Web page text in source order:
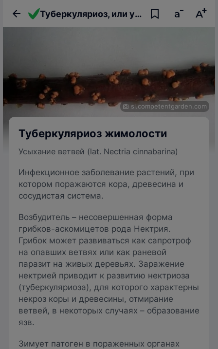
Туберкуляриоз, или усыхание ветвей жимолости
sl.competentgarden.com
Туберкуляриоз жимолости
Усыхание ветвей (lat. Nectria cinnabarina)
Инфекционное заболевание растений, при
котором поражаются кора, древесина и
сосудистая система.
Возбудитель – несовершенная форма
грибков-аскомицетов рода Нектрия.
Грибок может развиваться как сапротроф
на опавших ветвях или как раневой
паразит на живых деревьях. Заражение
нектрией приводит к развитию нектриоза
(туберкуляриоза), для которого характерны
некроз коры и древесины, отмирание
ветвей, в некоторых случаях – образование
язв.
Зимует патоген в пораженных органах